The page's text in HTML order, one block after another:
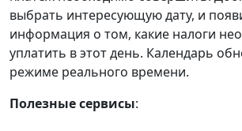
выбрать интересующую дату, и
информация о том, какие налоги
уплатить в этот день. Календарь
режиме реального времени.
Полезные сервисы: